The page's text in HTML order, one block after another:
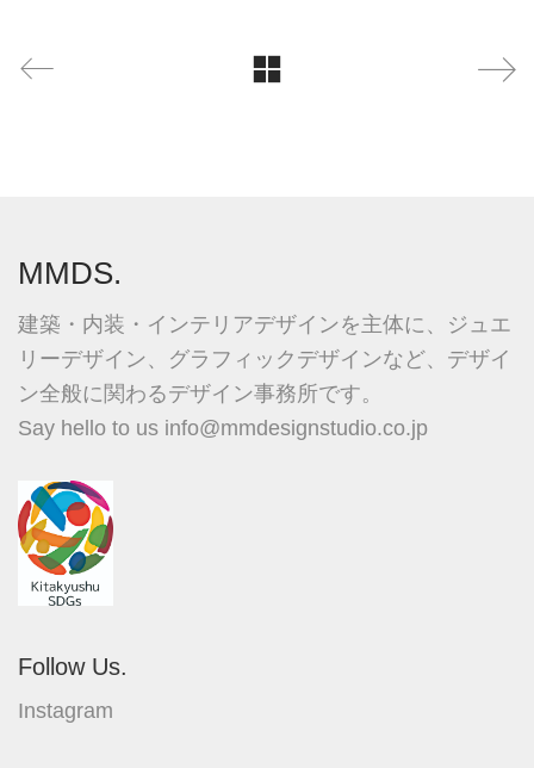
MMDS.
建築・内装・インテリアデザインを主体に、ジュエ
リーデザイン、グラフィックデザインなど、デザイ
ン全般に関わるデザイン事務所です。
Say hello to us info@mmdesignstudio.co.jp
Follow Us.
Instagram